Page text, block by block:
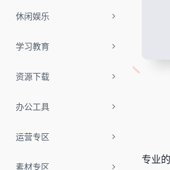
休闲娱乐
学习教育
资源下载
办公工具
运营专区
素材专区
专业